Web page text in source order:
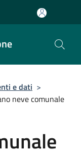
e dati >
neve comunale